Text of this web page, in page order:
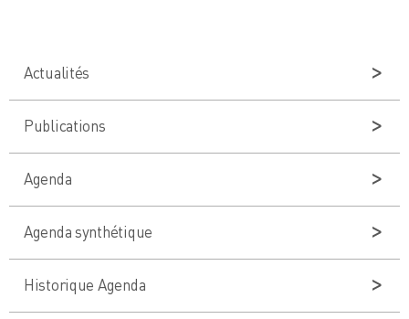
Actualités
Publications
Agenda
Agenda synthétique
Historique Agenda